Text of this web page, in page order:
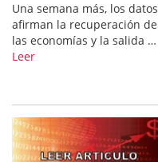
Una semana más, los datos
afirman la recuperación de
las economías y la salida …
Leer